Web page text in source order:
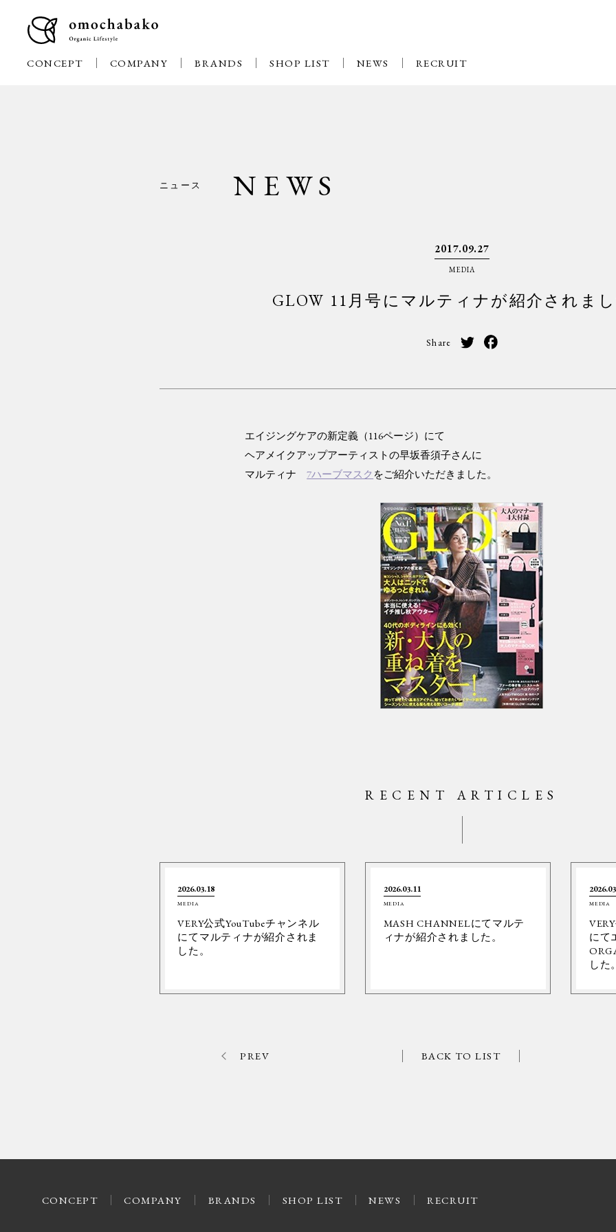
CONCEPT COMPANY BRANDS SHOP LIST NEWS RECRUIT
ニュース NEWS
2017.09.27
MEDIA
GLOW 11月号にマルティナが紹介されまし
Share
エイジングケアの新定義（116ページ）にて
ヘアメイクアップアーティストの早坂香須子さんに
マルティナ7ハーブマスク をご紹介いただきました。
RECENT ARTICLES
2026.03.18
MEDIA
VERY公式YouTubeチャンネル
にてマルティナが紹介されま
した。
2026.03.11
MEDIA
MASH CHANNELにてマルテ
ィナが紹介されました。
MEDIA
にて
した。
PREV BACK TO LIST
CONCEPT COMPANY BRANDS SHOP LIST NEWS RECRUIT